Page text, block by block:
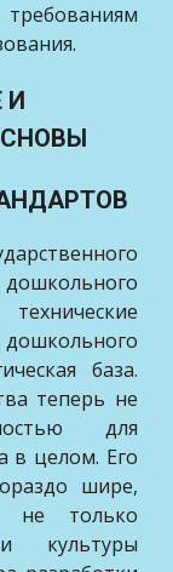
И
дошкольного
база.
теперь не
для
в целом. Его
шире,
не только
культуры